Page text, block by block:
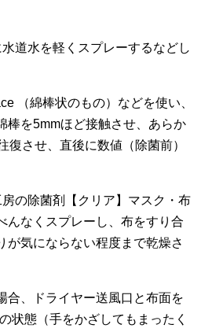
道水を軽くスプレーするなどし
（綿棒状のもの）などを使い、
棒を5mmほど接触させ、あらか
復させ、直後に数値（除菌前）
房の除菌剤【クリア】マスク・布
んなくスプレーし、布をすり合
が気にならない程度まで乾燥さ
合、ドライヤー送風口と布面を
状態（手をかざしてもまったく